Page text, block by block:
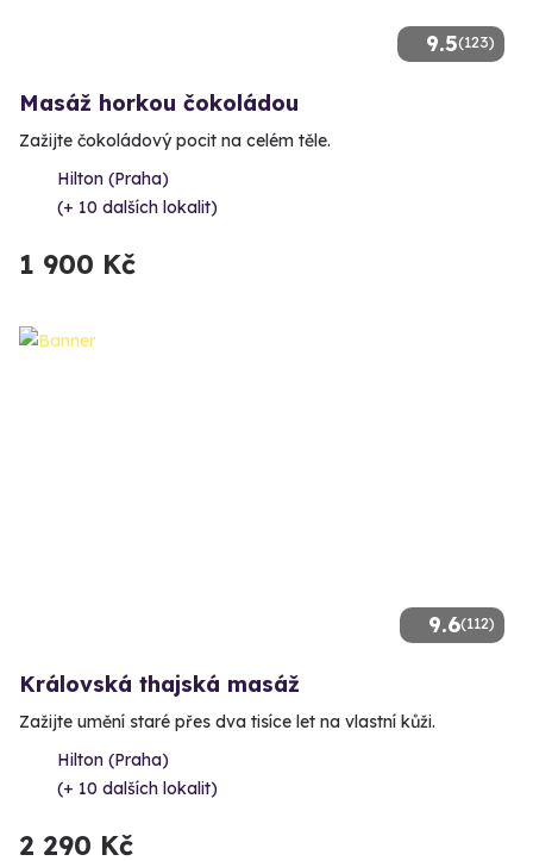
9.5(123)
Masáž horkou čokoládou
Zažijte čokoládový pocit na celém těle.
Hilton (Praha)
(+ 10 dalších lokalit)
1 900 Kč
9.6(112)
Královská thajská masáž
Zažijte umění staré přes dva tisíce let na vlastní kůži.
Hilton (Praha)
(+ 10 dalších lokalit)
2 290 Kč